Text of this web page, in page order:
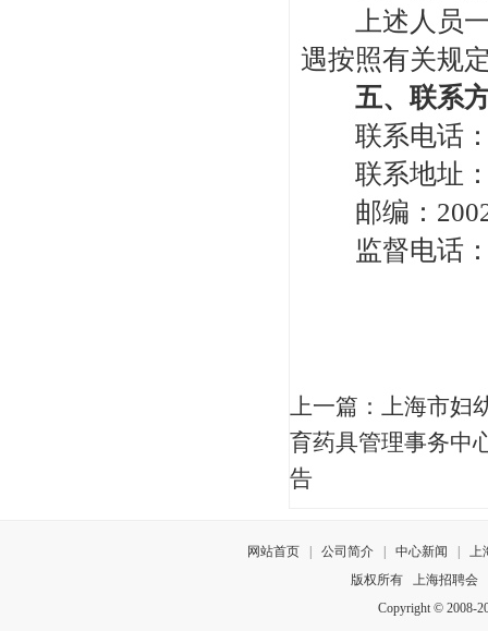
上述人员一
遇按照有关规
五、联系
联系电话：
联系地址：
邮编：
监督电话：
上一篇： 上海市妇
育药具管理事务中
告
网站首页 公司简介 中心新闻
上
版权所有
上海招聘会
Copyright © 2008-